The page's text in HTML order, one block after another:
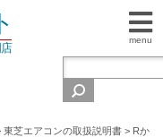
menu
東芝エアコンの取扱説明書 > Rか